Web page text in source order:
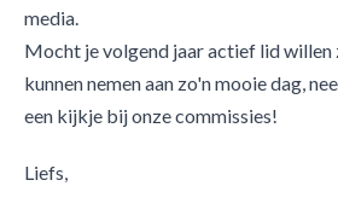
media.
Mocht je volgend jaar actief lid willen
kunnen nemen aan zo'n mooie dag,
een kijkje bij onze commissies!
Liefs,